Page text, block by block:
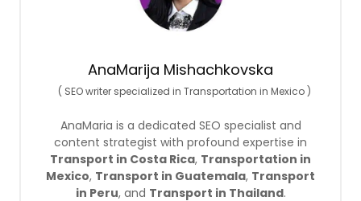
AnaMarija Mishachkovska
( SEO writer specialized in Transportation in Mexico )
AnaMaria is a dedicated SEO specialist and
content strategist with profound expertise in
Transport in Costa Rica, Transportation in
Mexico, Transport in Guatemala, Transport
in Peru, and Transport in Thailand.